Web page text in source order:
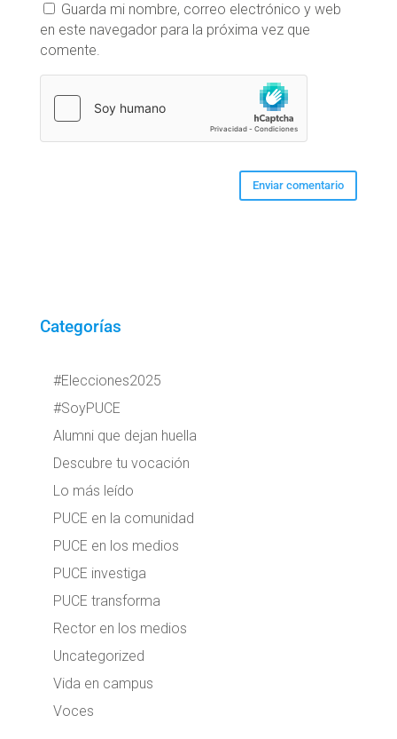
Guarda mi nombre, correo electrónico y web
en este navegador para la próxima vez que
comente.
Categorías
#Elecciones2025
#SoyPUCE
Alumni que dejan huella
Descubre tu vocación
Lo más leído
PUCE en la comunidad
PUCE en los medios
PUCE investiga
PUCE transforma
Rector en los medios
Uncategorized
Vida en campus
Voces